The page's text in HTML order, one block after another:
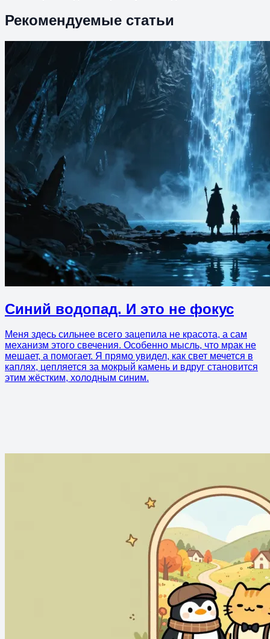
Рекомендуемые статьи
Синий водопад. И это не фокус
Меня здесь сильнее всего зацепила не красота, а сам
механизм этого свечения. Особенно мысль, что мрак не
мешает, а помогает. Я прямо увидел, как свет мечется в
каплях, цепляется за мокрый камень и вдруг становится
этим жёстким, холодным синим.